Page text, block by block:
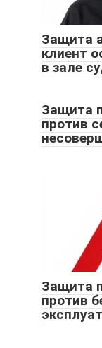
Защита
клиент
в зале
Защита
против
Защита
против